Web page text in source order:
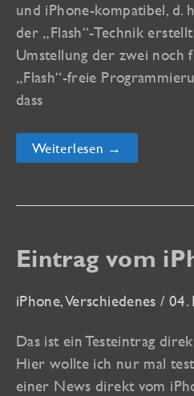
und iPhone-kompatibel, d.
der „Flash“-Technik
Umstellung der zwei noch
„Flash“-freie
dass
Akt-
Galerie
Bildern
Weiterlesen →
Eintrag vom
iPhone,Verschiedenes / 04.
Das ist ein Testeintrag
Hier wollte ich nur mal
einer News direkt vom